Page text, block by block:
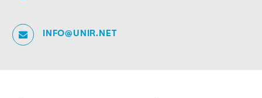
INFO@UNIR.NET